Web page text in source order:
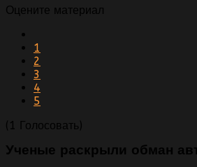
Оцените материал
1
2
3
4
5
(1 Голосовать)
Ученые раскрыли обман